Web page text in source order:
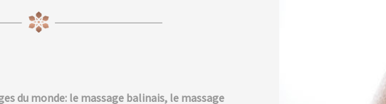
du monde: le massage balinais, le massage